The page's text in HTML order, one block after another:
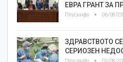
ЕВРА ГРАНТ ЗА
Плусинфо 06/08/
ЗДРАВСТВОТО
СЕРИОЗЕН
Плусинфо 05/08/